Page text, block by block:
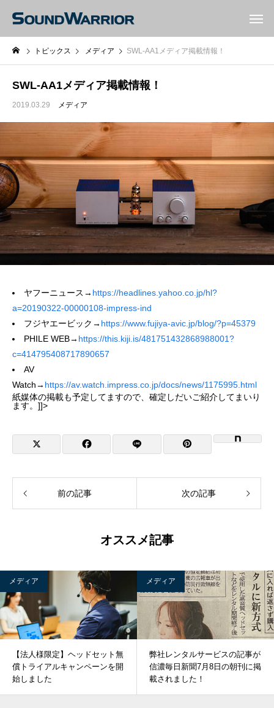
トピックス メディア SWL-AA1メディア掲載情報！
SWL-AA1メディア掲載情報！
2019.03.29 メディア
ヤフーニュース→ https://headlines.yahoo.co.jp/hl?
a=20190322-00000108-impress-ind
フジヤエービック→ https://www.fujiya-avic.jp/blog/?p=45379
PHILE WEB→ https://this.kiji.is/481751432868988001?
c=414795408717890657
AV
Watch→ https://av.watch.impress.co.jp/docs/news/1175995.html
紙媒体の掲載も予定してますので、確定しだいご紹介してまいり
ます。]]>
前の記事 次の記事
オススメ記事
メディア
【法人様限定】ヘッドセット無
償トライアルキャンペーンを開
始しました
メディア
弊社レンタルサービスの記事が
信濃毎日新聞7月8日の朝刊に掲
載されました！